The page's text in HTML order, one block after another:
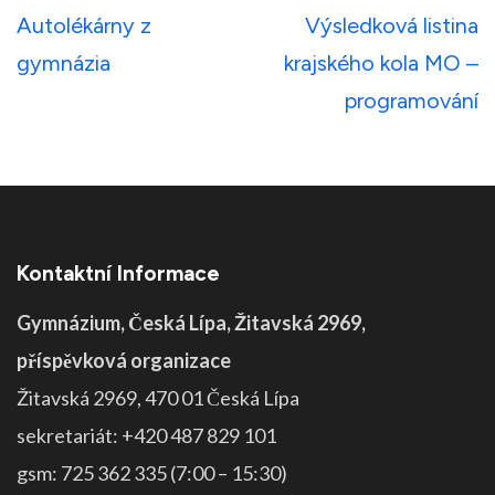
Navigace
pro
Autolékárny z
gymnázia
Výsledková listina
krajského kola MO –
programování
Kontaktní Informace
Gymnázium, Česká Lípa, Žitavská 2969,
příspěvková organizace
Žitavská 2969, 470 01 Česká Lípa
sekretariát: +420 487 829 101
gsm: 725 362 335 (7:00 – 15:30)